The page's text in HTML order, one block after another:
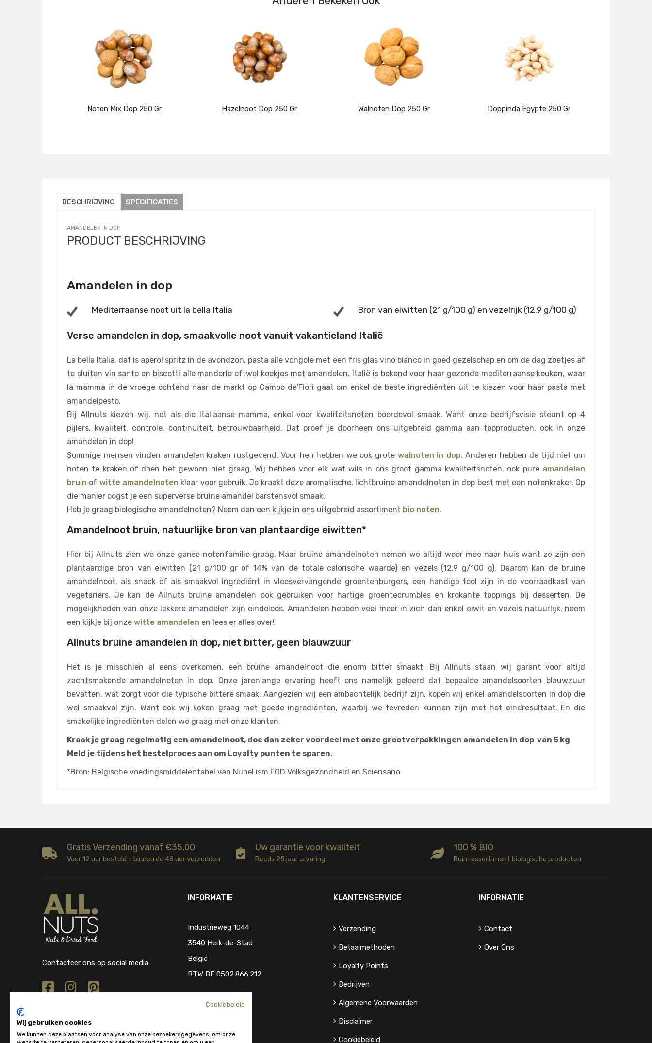
Noten Mix Dop 250 Gr Hazelnoot Dop 250 Gr Walnoten Dop 250 Gr Doppinda Egypte 250 Gr
BESCHRIJVING SPECIFICATIES
AMANDELEN IN DOP
PRODUCT BESCHRIJVING
Amandelen in dop
Mediterraanse noot uit la bella Italia Bron van eiwitten (21 g/100 g) en vezelrijk (12.9 g/100 g)
Verse amandelen in dop, smaakvolle noot vanuit vakantieland Italië
La bella Italia, dat is aperol spritz in de avondzon, pasta alle vongole met een fris glas vino bianco in goed gezelschap en om de dag zoetjes af
te sluiten vin santo en biscotti alle mandorle oftwel koekjes met amandelen. Italië is bekend voor haar gezonde mediterraanse keuken, waar
la mamma in de vroege ochtend naar de markt op Campo de'Fiori gaat om enkel de beste ingrediënten uit te kiezen voor haar pasta met
amandelpesto.
Bij Allnuts kiezen wij, net als die Italiaanse mamma, enkel voor kwaliteitsnoten boordevol smaak. Want onze bedrijfsvisie steunt op 4
pijlers, kwaliteit, controle, continuïteit, betrouwbaarheid. Dat proef je doorheen ons uitgebreid gamma aan topproducten, ook in onze
amandelen in dop!
Sommige mensen vinden amandelen kraken rustgevend. Voor hen hebben we ook grote walnoten in dop. Anderen hebben de tijd niet om
noten te kraken of doen het gewoon niet graag. Wij hebben voor elk wat wils in ons groot gamma kwaliteitsnoten, ook pure amandelen
bruin of witte amandelnoten klaar voor gebruik. Je kraakt deze aromatische, lichtbruine amandelnoten in dop best met een notenkraker. Op
die manier oogst je een superverse bruine amandel barstensvol smaak.
Heb je graag biologische amandelnoten? Neem dan een kijkje in ons uitgebreid assortiment bio noten.
Amandelnoot bruin, natuurlijke bron van plantaardige eiwitten*
Hier bij Allnuts zien we onze ganse notenfamilie graag. Maar bruine amandelnoten nemen we altijd weer mee naar huis want ze zijn een
plantaardige bron van eiwitten (21 g/100 gr of 14% van de totale calorische waarde) en vezels (12.9 g/100 g). Daarom kan de bruine
amandelnoot, als snack of als smaakvol ingrediënt in vleesvervangende groentenburgers, een handige tool zijn in de voorraadkast van
vegetariërs. Je kan de Allnuts bruine amandelen ook gebruiken voor hartige groentecrumbles en krokante toppings bij desserten. De
mogelijkheden van onze lekkere amandelen zijn eindeloos. Amandelen hebben veel meer in zich dan enkel eiwit en vezels natuurlijk, neem
een kijkje bij onze witte amandelen en lees er alles over!
Allnuts bruine amandelen in dop, niet bitter, geen blauwzuur
Het is je misschien al eens overkomen, een bruine amandelnoot die enorm bitter smaakt. Bij Allnuts staan wij garant voor altijd
zachtsmakende amandelnoten in dop. Onze jarenlange ervaring heeft ons namelijk geleerd dat bepaalde amandelsoorten blauwzuur
bevatten, wat zorgt voor die typische bittere smaak. Aangezien wij een ambachtelijk bedrijf zijn, kopen wij enkel amandelsoorten in dop die
wel smaakvol zijn. Want ook wij koken graag met goede ingrediënten, waarbij we tevreden kunnen zijn met het eindresultaat. En die
smakelijke ingrediënten delen we graag met onze klanten.
Kraak je graag regelmatig een amandelnoot, doe dan zeker voordeel met onze grootverpakkingen amandelen in dop van 5 kg
Meld je tijdens het bestelproces aan om Loyalty punten te sparen.
*Bron: Belgische voedingsmiddelentabel van Nubel ism FOD Volksgezondheid en Sciensano
Gratis Verzending vanaf €35,00
Voor 12 uur besteld = binnen de 48 uur verzonden
Uw garantie voor kwaliteit
Reeds 25 jaar ervaring
100 % BIO
Ruim assortiment biologische producten
Contacteer ons op social media:
INFORMATIE
Industrieweg 1044
3540 Herk-de-Stad
België
BTW BE 0502.866.212
KLANTENSERVICE
Verzending
Betaalmethoden
Loyalty Points
Bedrijven
Algemene Voorwaarden
Disclaimer
Cookiebeleid
INFORMATIE
Contact
Over Ons
Cookiebeleid
Wij gebruiken cookies
We kunnen deze plaatsen voor analyse van onze bezoekersgegevens, om onze